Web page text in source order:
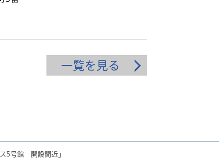
一覧を見る
5号館 開設間近」